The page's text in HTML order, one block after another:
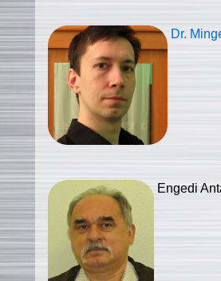
Dr.
Engedi